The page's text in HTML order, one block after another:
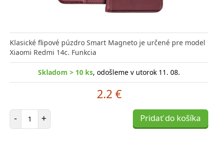
Klasické flipové púzdro Smart Magneto je určené pre model
Xiaomi Redmi 14c. Funkcia
Skladom > 10 ks, odošleme v utorok 11. 08.
2.2 €
- Počet položiek
+ Pridať do košíka